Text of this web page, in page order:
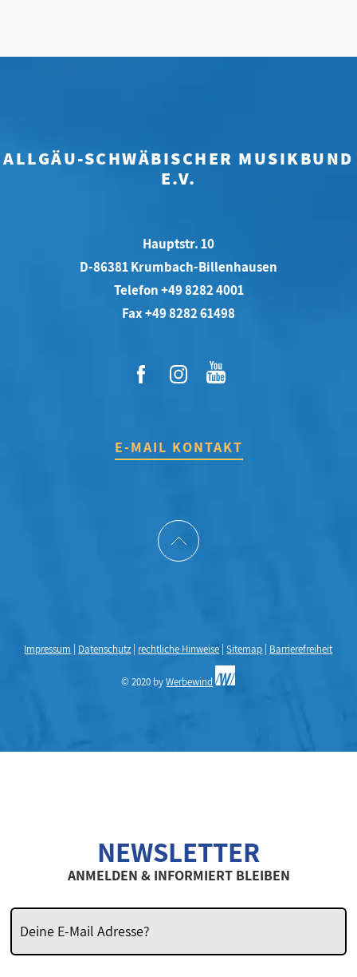
ALLGÄU-SCHWÄBISCHER MUSIKBUND
E.V.
Hauptstr. 10
D-86381 Krumbach-Billenhausen
Telefon +49 8282 4001
Fax +49 8282 61498
E-MAIL KONTAKT
Impressum Datenschutz rechtliche Hinweise |Sitemap Barrierefreiheit
© 2020 byWerbewind
NEWSLETTER
ANMELDEN & INFORMIERT BLEIBEN